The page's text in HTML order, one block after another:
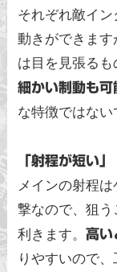
それぞれ敵イ
動きができま
は目を見張るも
細かい制動も可
な特徴ではない
「射程が短い」
メインの射程
撃なので、狙
利きます。高い
りやすいので